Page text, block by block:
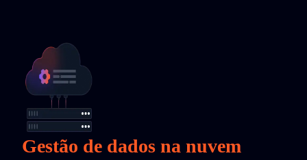
Gestão de dados na nuvem